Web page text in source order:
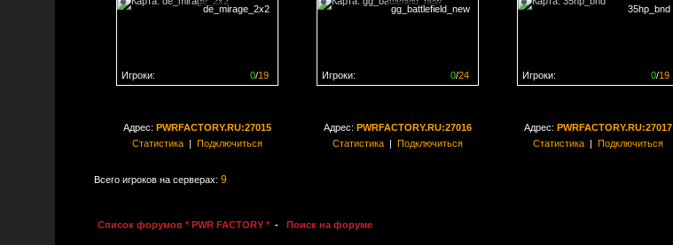
de_mirage_2x2
0/19
Игроки:
gg_battlefield_new
0/24
Игроки:
35hp_bnd
0/19
Игроки:
Адрес: PWRFACTORY.RU:27015
Статистика| Подключиться
Адрес: PWRFACTORY.RU:27016
Статистика| Подключиться
Адрес: PWRFACTORY.RU:27017
Статистика| Подключиться
Всего игроков на серверах: 9
Список форумов * PWR FACTORY * - Поиск на форуме